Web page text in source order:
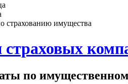
страхованию имущества
по